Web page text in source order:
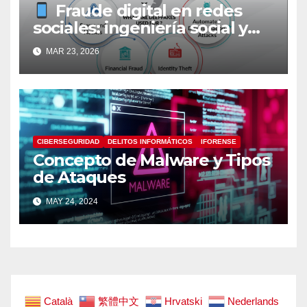
Fraude digital en redes
sociales: ingeniería social y
suplantación en la era de la IA
MAR 23, 2026
CIBERSEGURIDAD DELITOS INFORMÁTICOS IFORENSE
Concepto de Malware y Tipos
de Ataques
MAY 24, 2024
Català 繁體中文 Hrvatski Nederlands